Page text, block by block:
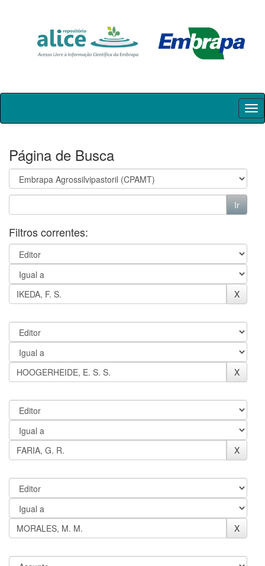
Skip
Página de Busca
Filtros correntes: